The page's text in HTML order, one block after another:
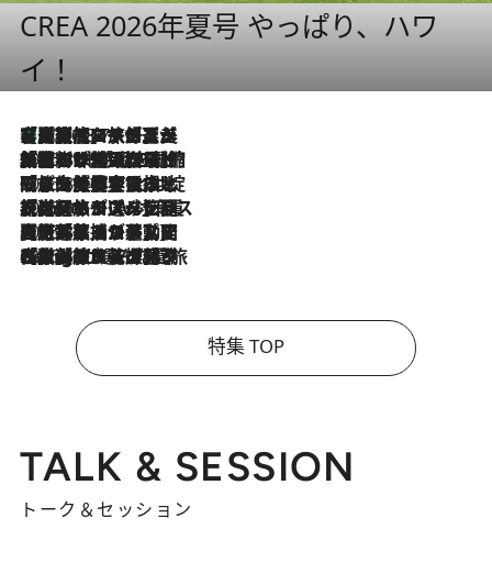
CREA 2026年夏号 やっぱり、ハワ
イ！
2026.8.7
【厳選旅コスメ】「多機能アイテムがメイン！」旅好き美容エディターが選んだ夏旅ベストコスメを発表【Mサイズジップ】
2026.8.6
「荷物が増えるほど旅ストレスは増す」美容ジャーナリストがたどり着いた最終結論。“化粧品を劇的に減らす”感動の凝縮美容とは
2026.8.6
「旅先には金髪ウィッグを持参」日本と同じメイクでは損してる!? 美容ジャーナリストが提案する“掟破りの旅美容”とは
2026.8.6
【厳選旅コスメ】「身軽さ＆UV対策重視！」ヘアアーティストshucoが選んだ夏旅ベストコスメを発表【Mサイズジップ】
2026.8.5
【厳選旅コスメ】国内をあちこち移動する河井菜摘が選んだ夏旅ベストコスメ発表！「リラックスアイテムはマスト」【Mサイズジップ】
2026.8.4
【厳選旅コスメ】「紫外線＆乾燥対策しながらメイク感も！」ヘア＆メイクGeorgeが選んだ夏旅ベストコスメを発表！【Mサイズジップ】
特集 TOP
TALK & SESSION
トーク＆セッション